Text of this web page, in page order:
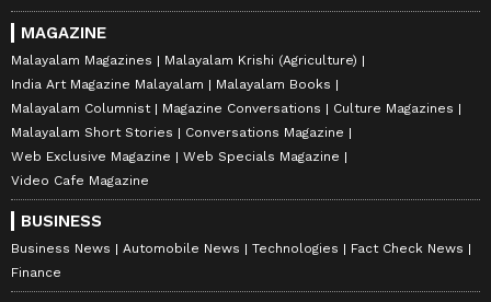
MAGAZINE
Malayalam Magazines
Malayalam Krishi (Agriculture)
India Art Magazine Malayalam
Malayalam Books
Malayalam Columnist
Magazine Conversations
Culture Magazines
Malayalam Short Stories
Conversations Magazine
Web Exclusive Magazine
Web Specials Magazine
Video Cafe Magazine
BUSINESS
Business News Automobile News Technologies
Fact Check News
Finance